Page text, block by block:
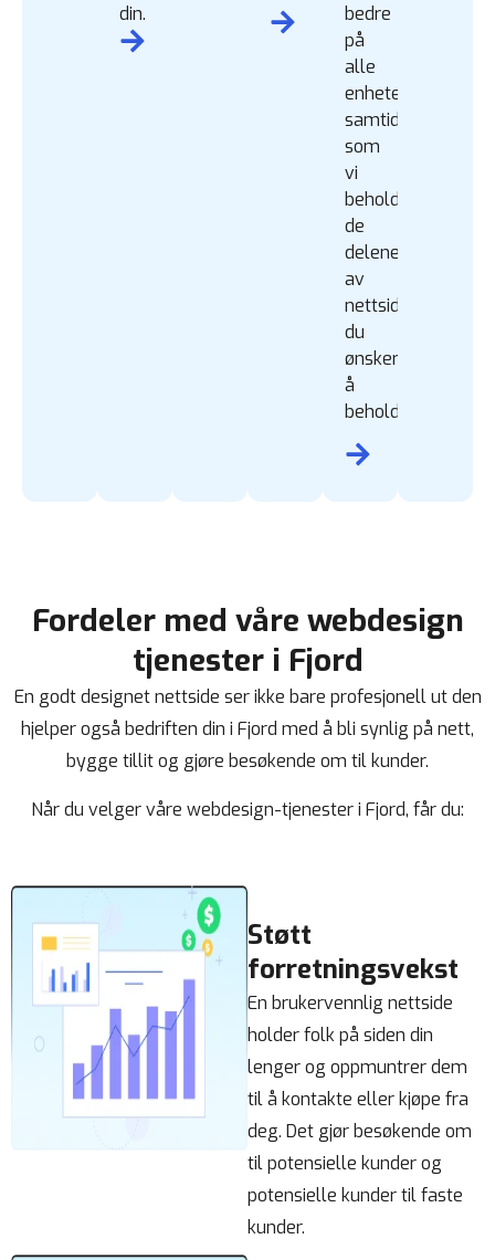
din.
bedre
på
alle
enheter,
samtidig
som
vi
beholder
de
delene
av
nettside
du
ønsker
å
beholde.
Fordeler med våre webdesign
tjenester i Fjord
En godt designet nettside ser ikke bare profesjonell ut den
hjelper også bedriften din i Fjord med å bli synlig på nett,
bygge tillit og gjøre besøkende om til kunder.
Når du velger våre webdesign-tjenester i Fjord, får du:
Støtt
forretningsvekst
En brukervennlig nettside
holder folk på siden din
lenger og oppmuntrer dem
til å kontakte eller kjøpe fra
deg. Det gjør besøkende om
til potensielle kunder og
potensielle kunder til faste
kunder.